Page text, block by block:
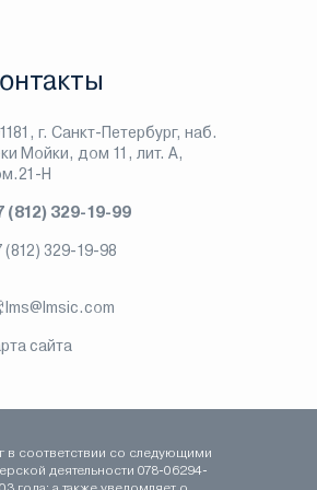
г. Санкт-Петербург, наб.
Мойки, дом 11, лит. А,
Н
(812) 329-19-99
(812) 329-19-98
lms@lmsic.com
сайта
в соответствии со следующими
деятельности 078-06294-